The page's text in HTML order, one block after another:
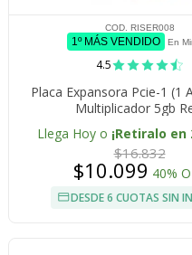
COD. RISER008
1º MÁS VENDIDO En
4.5
Placa Expansora Pcie-1 (1
Multiplicador 5gb
Llega Hoy o ¡Retiralo en
$16.832
$10.099 40%
DESDE 6 CUOTAS SIN